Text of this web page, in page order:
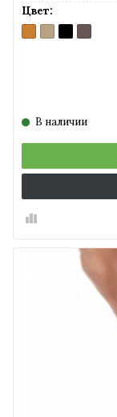
Цвет:
BRONZO
(бронзовый)
NATURAL
(солнечный
NERO
(черный)
SHADE
(серо-
В наличии